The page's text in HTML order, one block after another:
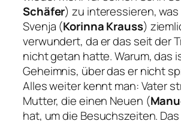
Schäfer) zu interessieren, was
Svenja (Korinna Krauss)
verwundert, da er das seit der
nicht getan hatte. Warum, das
Geheimnis, über das er nicht
Alles weiter kennt man: Vater
Mutter, die einen Neuen (
hat, um die Besuchszeiten.